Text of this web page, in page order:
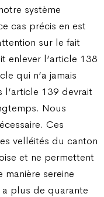
système
cas précis en est
sur le fait
enlever l’article 138
qui n’a jamais
139 devrait
Nous
Ces
velléités du canton
et ne permettent
sereine
plus de quarante